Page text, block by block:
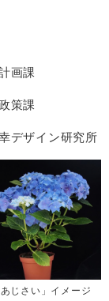
課
課
ン研究所
じさい」イメージ